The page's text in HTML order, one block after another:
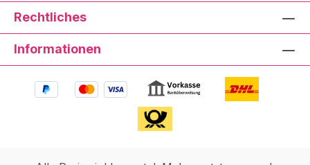
Rechtliches
Informationen